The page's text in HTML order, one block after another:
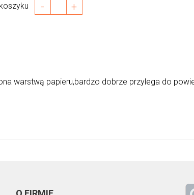
- +
warstwą papieru,bardzo dobrze przylega do